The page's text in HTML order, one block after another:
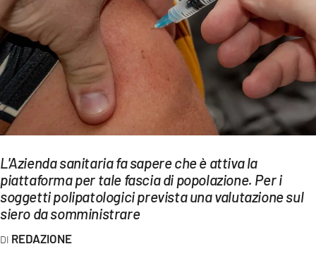
ECONOMIA E LAVORO
EVENTI
SPORT
Streaming
LAC TV
LAC NETWORK
LAC ONAIR
LaC
Network
L'Azienda sanitaria fa sapere che è attiva la
piattaforma per tale fascia di popolazione. Per i
soggetti polipatologici prevista una valutazione sul
siero da somministrare
REDAZIONE